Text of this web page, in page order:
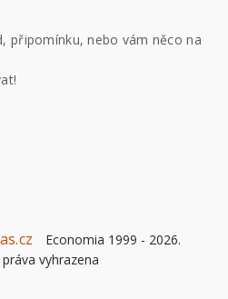
připomínku, nebo vám něco na
Economia 1999 - 2026.
vyhrazena